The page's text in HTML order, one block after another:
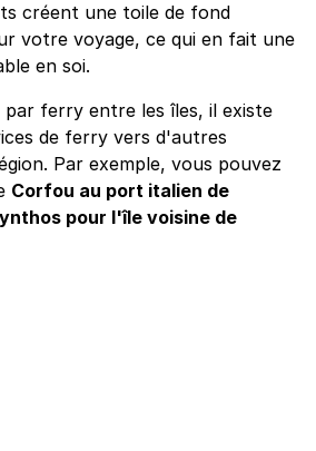
créent une toile de fond
votre voyage, ce qui en fait une
en soi.
par ferry entre les îles, il existe
de ferry vers d'autres
Par exemple, vous pouvez
Corfou au port italien de
pour l'île voisine de